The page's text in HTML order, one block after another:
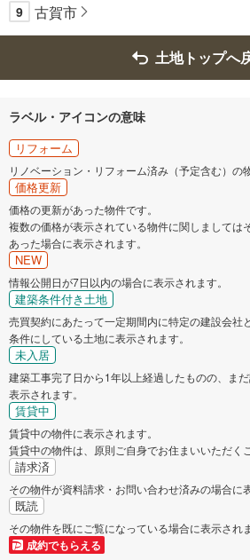
9 古賀市
土地トップへ
ラベル・アイコンの意味
リフォーム
リノベーション・リフォーム済み（予定含む）の
価格更新
価格の更新があった物件です。
複数の価格が表示されている物件に関しましては
あった場合に表示されます。
NEW
情報公開日が7日以内の場合に表示されます。
建築条件付き土地
売買契約にあたって一定期間内に特定の建設会社
条件にしている土地に表示されます。
未入居
建築工事完了日から1年以上経過したものの、ま
表示されます。
賃貸中
賃貸中の物件に表示されます。
賃貸中の物件は、原則ご自身でお住まいいただく
請求済
その物件が資料請求・お問い合わせ済みの場合に
既読
その物件を既にご覧になっている場合に表示されま
成約でもらえる